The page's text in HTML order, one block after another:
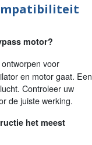
motor?
voor
en motor gaat. Een
Controleer uw
de juiste werking.
het meest